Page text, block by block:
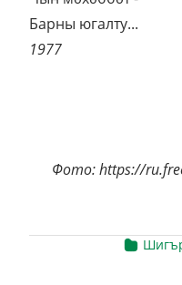
Барны югалту...
1977
Фото: https://